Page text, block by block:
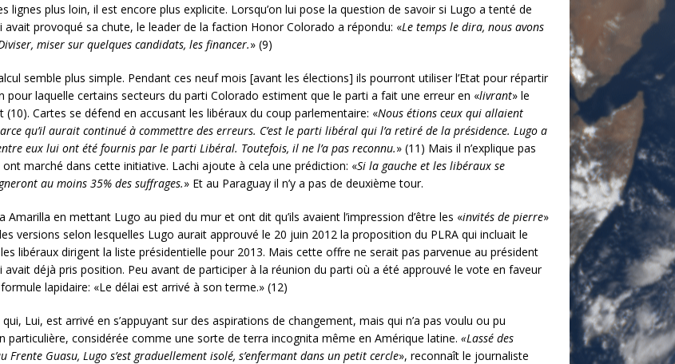
lignes plus loin, il est encore plus explicite. Lorsqu’on lui pose la question de savoir si Lugo a tenté de
provoqué sa chute, le leader de la faction Honor Colorado a répondu: «Le temps le dira, nous avons
miser sur quelques candidats, les financer.» (9)
semble plus simple. Pendant ces neuf mois [avant les élections] ils pourront utiliser l’Etat pour répartir
pour laquelle certains secteurs du parti Colorado estiment que le parti a fait une erreur en «livrant» le
Cartes se défend en accusant les libéraux du coup parlementaire: «Nous étions ceux qui allaient
qu’il aurait continué à commettre des erreurs. C’est le parti libéral qui l’a retiré de la présidence. Lugo a
eux lui ont été fournis par le parti Libéral. Toutefois, il ne l’a pas reconnu.» (11) Mais il n’explique pas
marché dans cette initiative. Lachi ajoute à cela une prédiction: «Si la gauche et les libéraux se
au moins 35% des suffrages.» Et au Paraguay il n’y a pas de deuxième tour.
en mettant Lugo au pied du mur et ont dit qu’ils avaient l’impression d’être les «invités de pierre»
versions selon lesquelles Lugo aurait approuvé le 20 juin 2012 la proposition du PLRA qui incluait le
libéraux dirigent la liste présidentielle pour 2013. Mais cette offre ne serait pas parvenue au président
déjà pris position. Peu avant de participer à la réunion du parti où a été approuvé le vote en faveur
lapidaire: «Le délai est arrivé à son terme.» (12)
Lui, est arrivé en s’appuyant sur des aspirations de changement, mais qui n’a pas voulu ou pu
considérée comme une sorte de terra incognita même en Amérique latine. «Lassé des
Guasu, Lugo s’est graduellement isolé, s’enfermant dans un petit cercle», reconnaît le journaliste